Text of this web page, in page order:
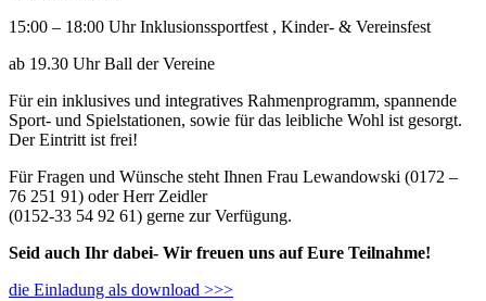
15:00 – 18:00 Uhr Inklusionssportfest , Kinder- & Vereinsfest
ab 19.30 Uhr Ball der Vereine
Für ein inklusives und integratives Rahmenprogramm, spannende
Sport- und Spielstationen, sowie für das leibliche Wohl ist gesorgt.
Der Eintritt ist frei!
Für Fragen und Wünsche steht Ihnen Frau Lewandowski (0172 –
76 251 91) oder Herr Zeidler
(0152-33 54 92 61) gerne zur Verfügung.
Seid auch Ihr dabei- Wir freuen uns auf Eure Teilnahme!
die Einladung als download >>>